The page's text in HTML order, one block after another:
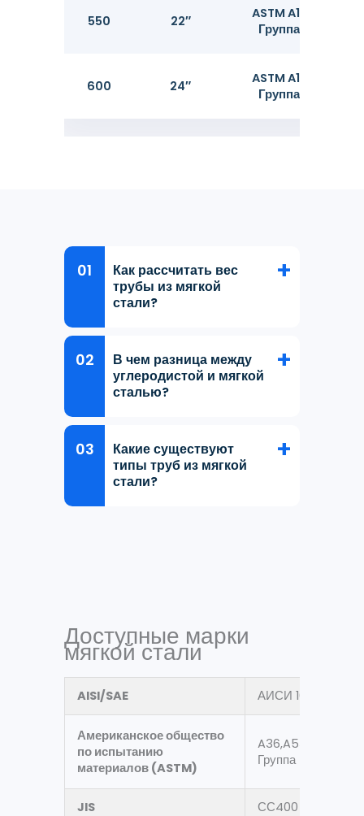
550 22″
ASTM A106
Группа B
600 24″
ASTM A106
Группа B
Как рассчитать вес
трубы из мягкой
стали?
В чем разница между
углеродистой и мягкой
сталью?
Какие существуют
типы труб из мягкой
стали?
Доступные марки
мягкой стали
AISI/SAE АИСИ
Американское общество
по испытанию
материалов (ASTM)
A36,A53 Gr.B
Группа Б, Группа С
JIS СС400